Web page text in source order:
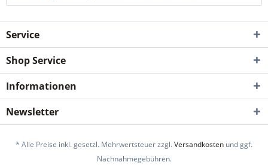
Service
Shop Service
Informationen
Newsletter
* Alle Preise inkl. gesetzl. Mehrwertsteuer zzgl.Versandkosten und ggf.
Nachnahmegebühren.